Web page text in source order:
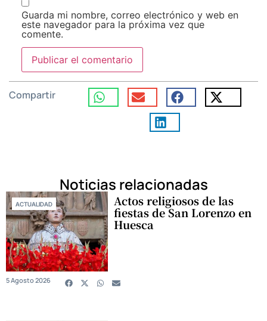
Guarda mi nombre, correo electrónico y web en
este navegador para la próxima vez que
comente.
Compartir
Noticias relacionadas
ACTUALIDAD Actos religiosos de las
fiestas de San Lorenzo en
Huesca
5 Agosto 2026